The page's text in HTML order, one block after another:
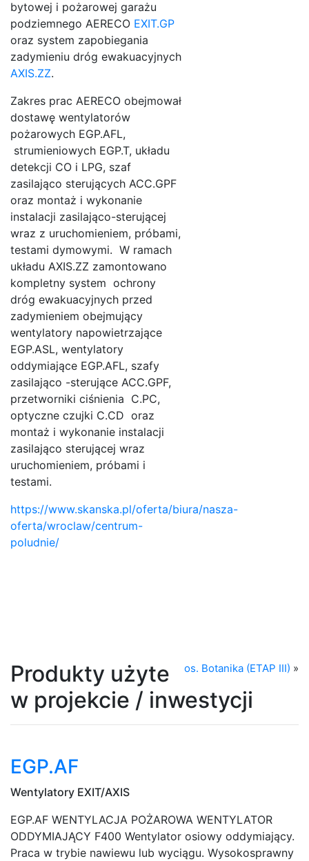
bytowej i pożarowej garażu
podziemnego AERECO EXIT.GP
oraz system zapobiegania
zadymieniu dróg ewakuacyjnych
AXIS.ZZ.
Zakres prac AERECO obejmował
dostawę wentylatorów
pożarowych EGP.AFL,
strumieniowych EGP.T, układu
detekcji CO i LPG, szaf
zasilająco sterujących ACC.GPF
oraz montaż i wykonanie
instalacji zasilająco-sterującej
wraz z uruchomieniem, próbami,
testami dymowymi. W ramach
układu AXIS.ZZ zamontowano
kompletny system ochrony
dróg ewakuacyjnych przed
zadymieniem obejmujący
wentylatory napowietrzające
EGP.ASL, wentylatory
oddymiające EGP.AFL, szafy
zasilająco -sterujące ACC.GPF,
przetworniki ciśnienia C.PC,
optyczne czujki C.CD oraz
montaż i wykonanie instalacji
zasilająco sterującej wraz
uruchomieniem, próbami i
testami.
https://www.skanska.pl/oferta/biura/nasza-
oferta/wroclaw/centrum-
poludnie/
os. Botanika (ETAP III) »
Produkty użyte
w projekcie / inwestycji
EGP.AF
Wentylatory EXIT/AXIS
EGP.AF WENTYLACJA POŻAROWA WENTYLATOR
ODDYMIAJĄCY F400 Wentylator osiowy oddymiający.
Praca w trybie nawiewu lub wyciągu. Wysokosprawny